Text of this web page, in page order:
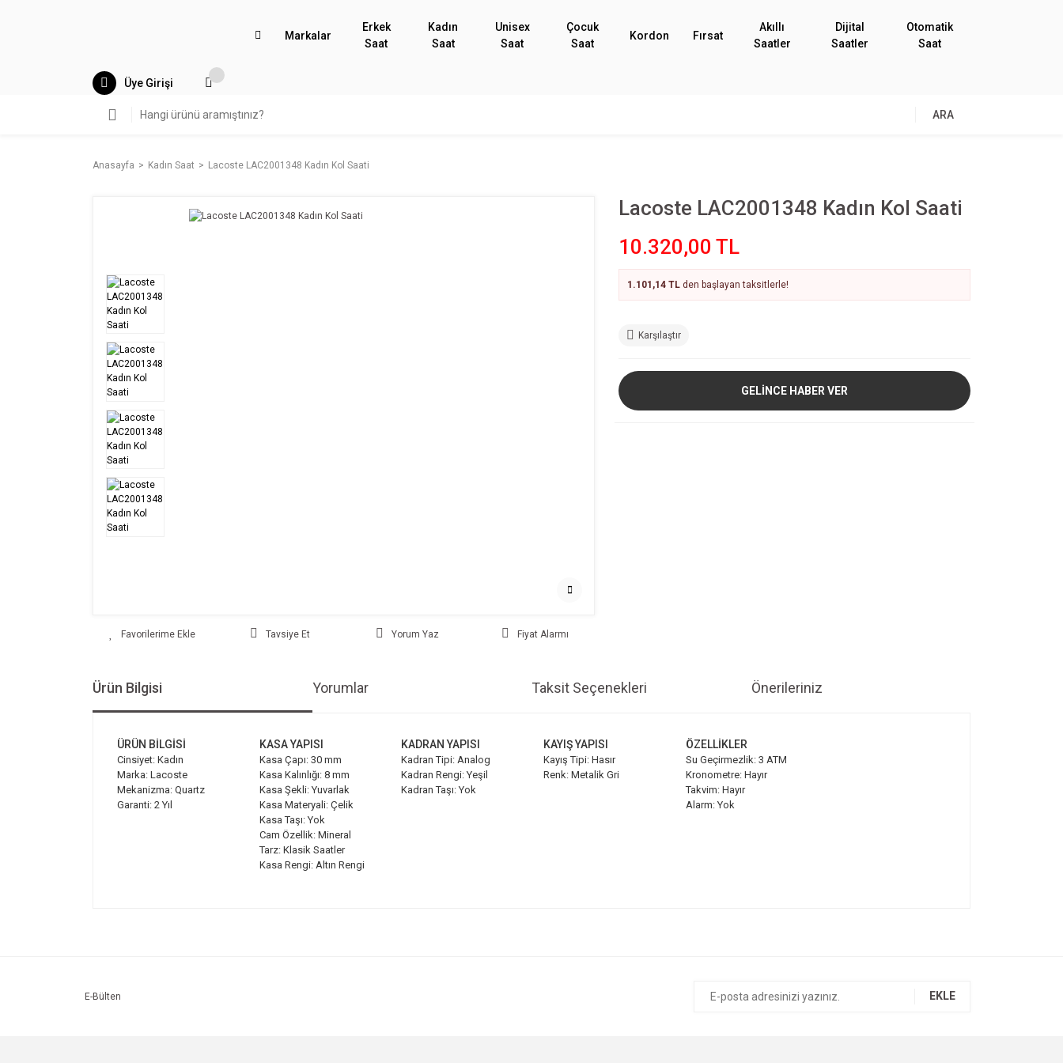
Markalar
Erkek
Saat
Kadın
Saat
Unisex
Saat
Çocuk
Saat
Kordon Fırsat
Akıllı
Saatler
Dijital
Saatler
Otomatik
Saat
Üye Girişi
ARA
Anasayfa Kadın Saat Lacoste LAC2001348 Kadın Kol Saati
Tavsiye Et Yorum Yaz Fiyat Alarmı
Lacoste LAC2001348 Kadın Kol Saati
10.320,00 TL
1.101,14 TL den başlayan taksitlerle!
Karşılaştır
GELİNCE HABER VER
Ürün Bilgisi Yorumlar Taksit Seçenekleri Önerileriniz
ÜRÜN BİLGİSİ
Cinsiyet: Kadın
Marka: Lacoste
Mekanizma: Quartz
Garanti: 2 Yıl
KASA YAPISI
Kasa Çapı: 30 mm
Kasa Kalınlığı: 8 mm
Kasa Şekli: Yuvarlak
Kasa Materyali: Çelik
Kasa Taşı: Yok
Cam Özellik: Mineral
Tarz: Klasik Saatler
Kasa Rengi: Altın Rengi
KADRAN YAPISI
Kadran Tipi: Analog
Kadran Rengi: Yeşil
Kadran Taşı: Yok
KAYIŞ YAPISI
Kayış Tipi: Hasır
Renk: Metalik Gri
ÖZELLİKLER
Su Geçirmezlik: 3 ATM
Kronometre: Hayır
Takvim: Hayır
Alarm: Yok
E-Bülten EKLE